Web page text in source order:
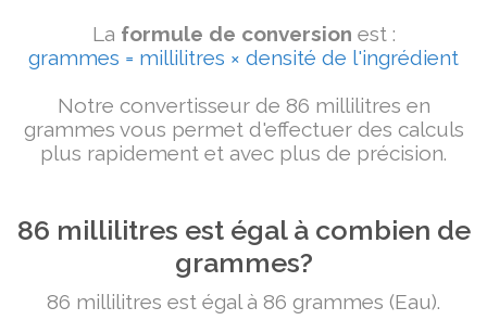
La formule de conversion est :
grammes = millilitres × densité de l'ingrédient
Notre convertisseur de 86 millilitres en
grammes vous permet d'effectuer des calculs
plus rapidement et avec plus de précision.
86 millilitres est égal à combien de
grammes?
86 millilitres est égal à 86 grammes (Eau).